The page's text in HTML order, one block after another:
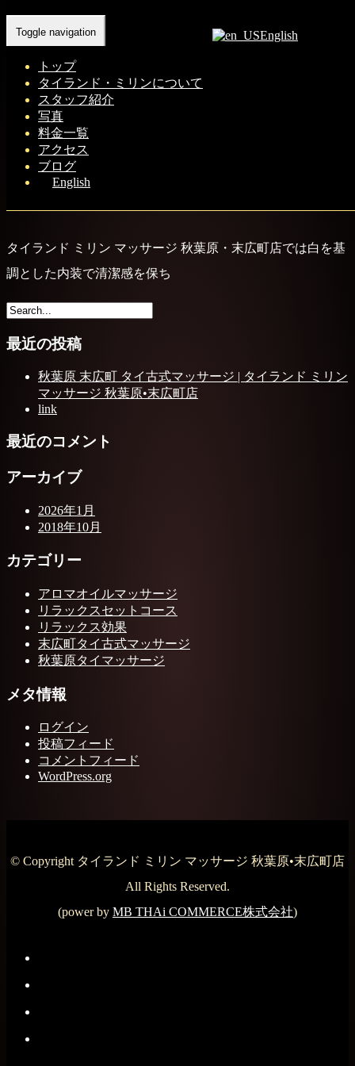
English
Toggle navigation
トップ
タイランド・ミリンについて
スタッフ紹介
写真
料金一覧
アクセス
ブログ
English
Home- タイラ…
タイランド ミリン マッサージ 秋葉原・末広町店では白を基
調とした内装で清潔感を保ち
最近の投稿
秋葉原 末広町 タイ古式マッサージ | タイランド ミリン
マッサージ 秋葉原•末広町店
link
最近のコメント
アーカイブ
2026年1月
2018年10月
カテゴリー
アロマオイルマッサージ
リラックスセットコース
リラックス効果
末広町タイ古式マッサージ
秋葉原タイマッサージ
メタ情報
ログイン
投稿フィード
コメントフィード
WordPress.org
© Copyright タイランド ミリン マッサージ 秋葉原•末広町店
All Rights Reserved.
(power by MB THAi COMMERCE株式会社)